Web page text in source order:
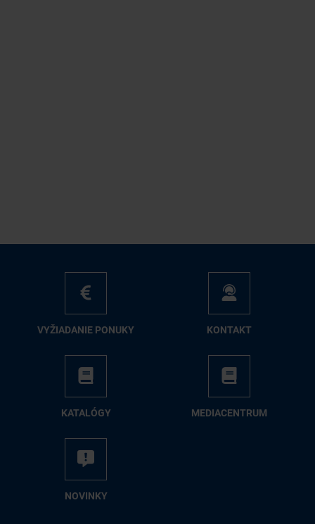
VY­ŽIA­DA­NIE PO­NU­KY KON­TAKT
KA­TA­LÓ­GY ME­DIA­CEN­TRUM
NO­VIN­KY